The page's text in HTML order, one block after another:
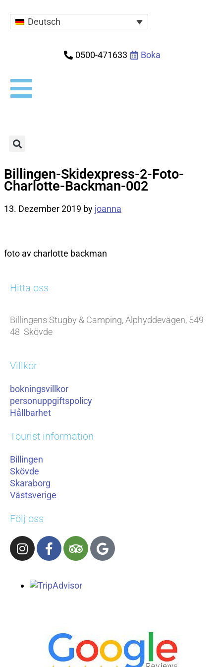
Deutsch
0500-471633 Boka
Billingen-Skidexpress-2-Foto-
Charlotte-Backman-002
13. Dezember 2019 by joanna
foto av charlotte backman
Hitta oss
Billingens Stugby & Camping, Alphyddevägen, 549
48 Skövde
Villkor
bokningsvillkor
personuppgiftspolicy
Hållbarhet
Tourist information
Billingen
Skövde
Skaraborg
Västsverige
Följ oss